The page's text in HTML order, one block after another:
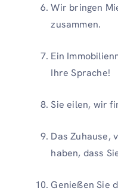
Wir bringen
zusammen.
Ein
Ihre Sprache!
Sie eilen, wir
Das Zuhause,
haben, dass
Genießen Sie